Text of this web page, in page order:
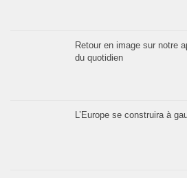
Retour en image sur notre
du quotidien
L’Europe se construira à